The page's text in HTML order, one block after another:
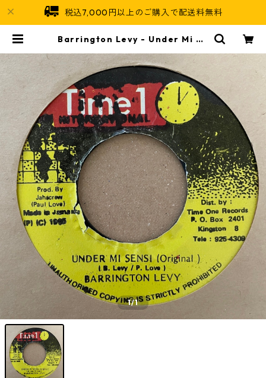
税込7,000円以上のご購入で配送料無料
Barrington Levy - Under Mi Se
l
1/1